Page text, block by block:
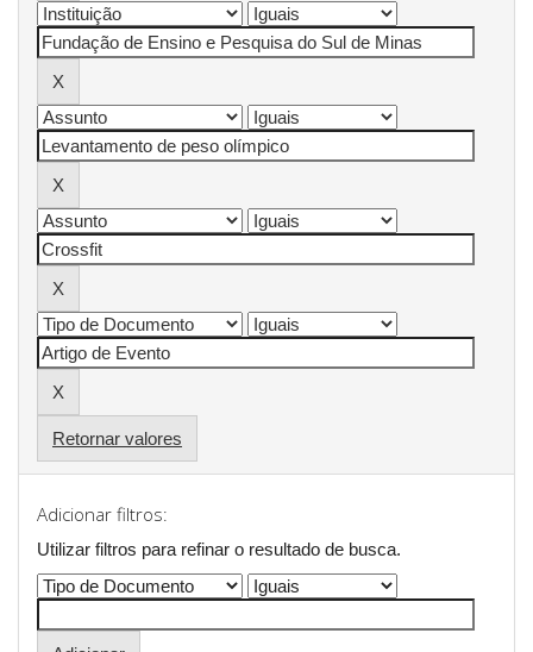
Retornar valores
Adicionar filtros:
Utilizar filtros para refinar o resultado de busca.